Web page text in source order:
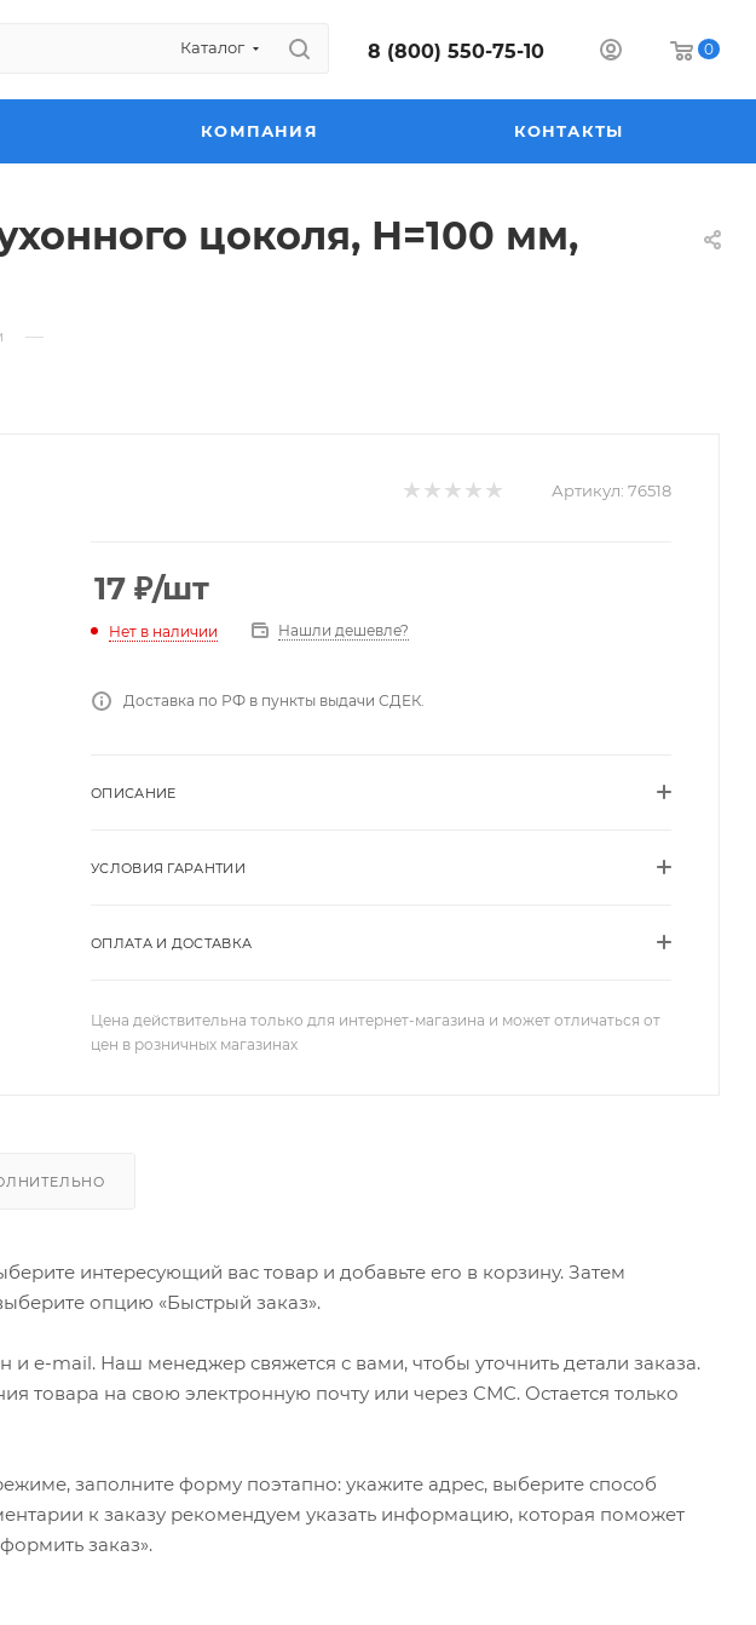
Каталог 8 (800) 550-75-10 0
КОМПАНИЯ КОНТАКТЫ
цоколя, Н=100 мм,
—
Артикул: 76518
17 ₽/шт
Нет в наличии Нашли дешевле?
Доставка по РФ в пункты выдачи СДЕК.
ОПИСАНИЕ
УСЛОВИЯ ГАРАНТИИ
ОПЛАТА И ДОСТАВКА
Цена действительна только для интернет-магазина и может отличаться от
цен в розничных магазинах
интересующий вас товар и добавьте его в корзину. Затем
опцию «Быстрый заказ».
e-mail. Наш менеджер свяжется с вами, чтобы уточнить детали заказа.
товара на свою электронную почту или через СМС. Остается только
заполните форму поэтапно: укажите адрес, выберите способ
к заказу рекомендуем указать информацию, которая поможет
заказ».